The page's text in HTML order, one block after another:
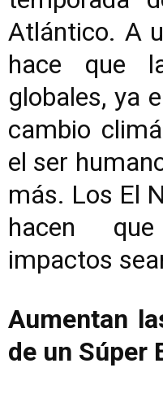
Atlántico. A
hace que
globales, ya
cambio
el ser
más. Los El
hacen
impactos
Aumentan
de un Súper